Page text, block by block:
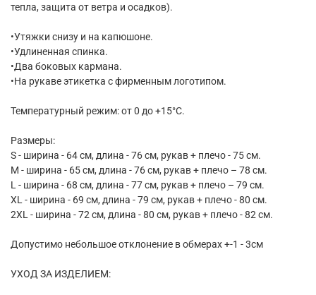
тепла, защита от ветра и осадков).
•Утяжки снизу и на капюшоне.
•Удлиненная спинка.
•Два боковых кармана.
•На рукаве этикетка с фирменным логотипом.
Температурный режим: от 0 до +15°C.
Размеры:
S - ширина - 64 см, длина - 76 см, рукав + плечо - 75 см.
M - ширина - 65 см, длина - 76 см, рукав + плечо – 78 см.
L - ширина - 68 см, длина - 77 см, рукав + плечо – 79 см.
XL - ширина - 69 см, длина - 79 см, рукав + плечо - 80 см.
2XL - ширина - 72 см, длина - 80 см, рукав + плечо - 82 см.
Допустимо небольшое отклонение в обмерах +-1 - 3см
УХОД ЗА ИЗДЕЛИЕМ: